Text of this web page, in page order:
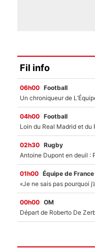
Fil info
06h00 Football
04h00 Football
02h30 Rugby
01h00 Équipe de France
00h00 OM